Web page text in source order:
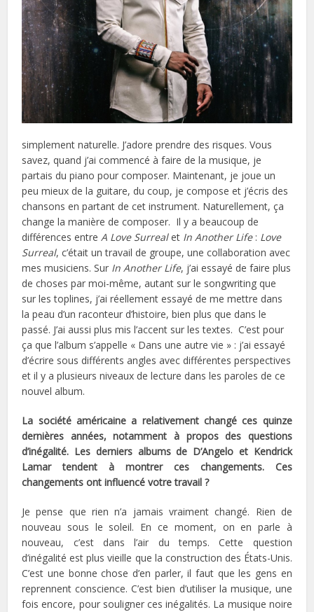
simplement naturelle. J’adore prendre des risques. Vous
savez, quand j’ai commencé à faire de la musique, je
partais du piano pour composer. Maintenant, je joue un
peu mieux de la guitare, du coup, je compose et j’écris des
chansons en partant de cet instrument. Naturellement, ça
change la manière de composer. Il y a beaucoup de
différences entreA Love Surrealet In Another Life: Love
Surreal, c’était un travail de groupe, une collaboration avec
mes musiciens. Sur In Another Life, j’ai essayé de faire plus
de choses par moi-même, autant sur le songwriting que
sur les toplines, j’ai réellement essayé de me mettre dans
la peau d’un raconteur d’histoire, bien plus que dans le
passé. J’ai aussi plus mis l’accent sur les textes. C’est pour
ça que l’album s’appelle « Dans une autre vie » : j’ai essayé
d’écrire sous différents angles avec différentes perspectives
et il y a plusieurs niveaux de lecture dans les paroles de ce
nouvel album.
La société américaine a relativement changé ces quinze
dernières années, notamment à propos des questions
d’inégalité. Les derniers albums de D’Angelo et Kendrick
Lamar tendent à montrer ces changements. Ces
changements ont influencé votre travail ?
Je pense que rien n’a jamais vraiment changé. Rien de
nouveau sous le soleil. En ce moment, on en parle à
nouveau, c’est dans l’air du temps. Cette question
d’inégalité est plus vieille que la construction des États-Unis.
C’est une bonne chose d’en parler, il faut que les gens en
reprennent conscience. C’est bien d’utiliser la musique, une
fois encore, pour souligner ces inégalités. La musique noire